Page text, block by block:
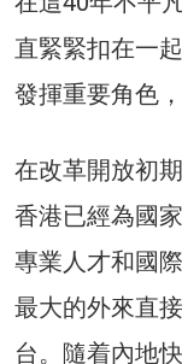
直緊緊扣在一
發揮重要角色
在改革開放初
香港已經為國
專業人才和國
最大的外來直
台。隨着內地